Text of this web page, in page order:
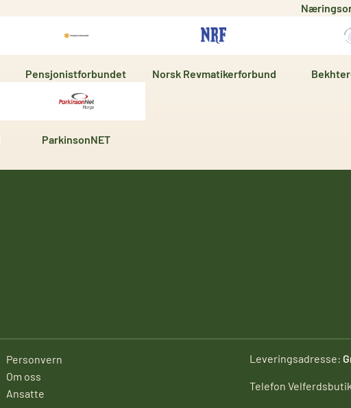
Pensjonistforbundet Norsk Revmatikerforbund
ParkinsonNET
Personvern
Om oss
Ansatte
Leveringsadresse:
Telefon